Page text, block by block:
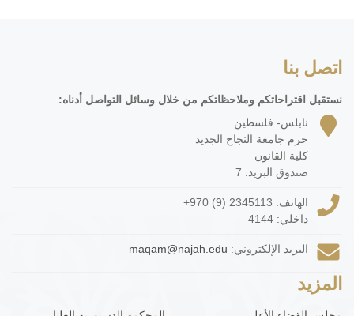
اتصل بنا
نستقبل اقتراحاتكم وملاحظاتكم من خلال وسائل التواصل أدناه:
نابلس- فلسطين
حرم جامعة النجاح الجديد
كلية القانون
صندوق البريد: 7
الهاتف: +970 (9) 2345113
داخلي: 4144
البريد الإلكتروني: maqam@najah.edu
المزيد